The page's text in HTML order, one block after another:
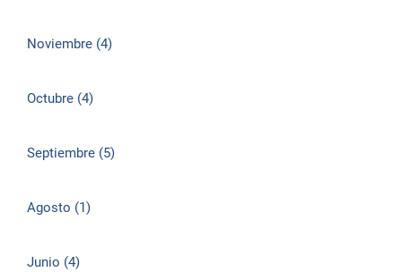
Noviembre (4)
Octubre (4)
Septiembre (5)
Agosto (1)
Junio (4)